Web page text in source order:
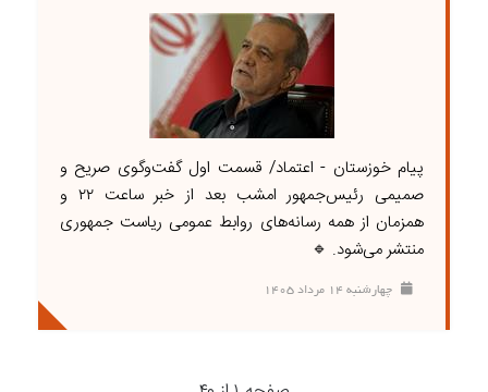
پیام خوزستان - اعتماد/ قسمت اول گفت‌وگوی صریح و
صمیمی رئیس‌جمهور امشب بعد از خبر ساعت ۲۲ و
همزمان از همه رسانه‌های روابط عمومی ریاست جمهوری
منتشر می‌شود. 🔹
چهارشنبه ۱۴ مرداد ۱۴۰۵